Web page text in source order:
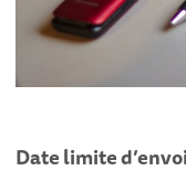
Date limite